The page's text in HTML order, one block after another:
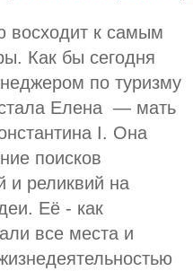
восходит к самым
Как бы сегодня
по туризму
Елена — мать
I. Она
поисков
и реликвий на
Её - как
все места и